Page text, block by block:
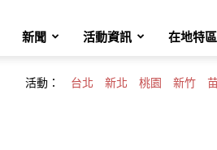
新聞 活動資訊 在地特區
活動： 台北 新北 桃園 新竹